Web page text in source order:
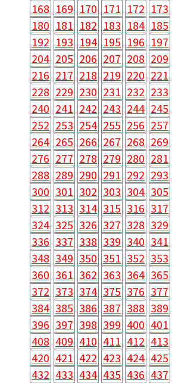
168 169 170 171 172 173
180 181 182 183 184 185
192 193 194 195 196 197
204 205 206 207 208 209
216 217 218 219 220 221
228 229 230 231 232 233
240 241 242 243 244 245
252 253 254 255 256 257
264 265 266 267 268 269
276 277 278 279 280 281
288 289 290 291 292 293
300 301 302 303 304 305
312 313 314 315 316 317
324 325 326 327 328 329
336 337 338 339 340 341
348 349 350 351 352 353
360 361 362 363 364 365
372 373 374 375 376 377
384 385 386 387 388 389
396 397 398 399 400 401
408 409 410 411 412 413
420 421 422 423 424 425
432 433 434 435 436 437